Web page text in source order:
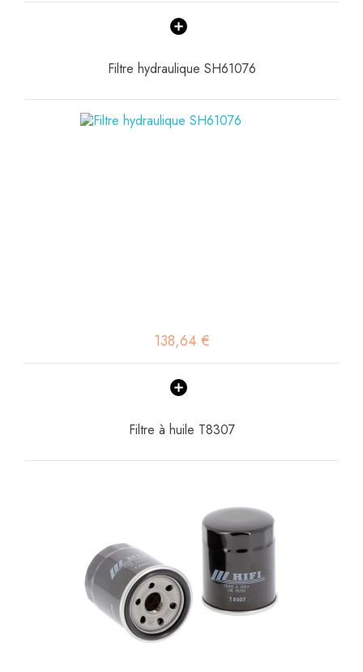
Filtre hydraulique SH61076
138,64 €
Filtre à huile T8307